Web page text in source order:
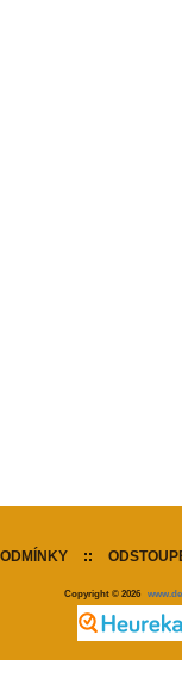
::
Copyright © 2026